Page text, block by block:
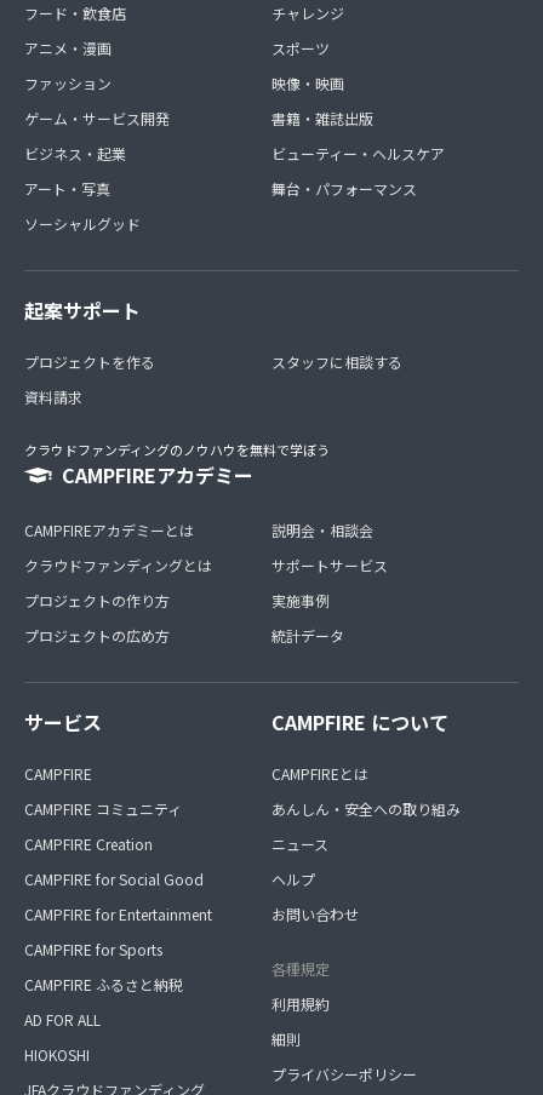
フード・飲食店
アニメ・漫画
ファッション
ゲーム・サービス開発
ビジネス・起業
アート・写真
ソーシャルグッド
チャレンジ
スポーツ
映像・映画
書籍・雑誌出版
ビューティー・ヘルスケア
舞台・パフォーマンス
起案サポート
プロジェクトを作る
資料請求
スタッフに相談する
クラウドファンディングのノウハウを無料で学ぼう
CAMPFIREアカデミー
CAMPFIREアカデミーとは
クラウドファンディングとは
プロジェクトの作り方
プロジェクトの広め方
説明会・相談会
サポートサービス
実施事例
統計データ
サービス
CAMPFIRE
CAMPFIRE コミュニティ
CAMPFIRE Creation
CAMPFIRE for Social Good
CAMPFIRE for Entertainment
CAMPFIRE for Sports
CAMPFIRE ふるさと納税
AD FOR ALL
HIOKOSHI
JFAクラウドファンディング
CAMPFIRE について
CAMPFIREとは
あんしん・安全への取り組み
ニュース
ヘルプ
お問い合わせ
各種規定
利用規約
細則
プライバシーポリシー